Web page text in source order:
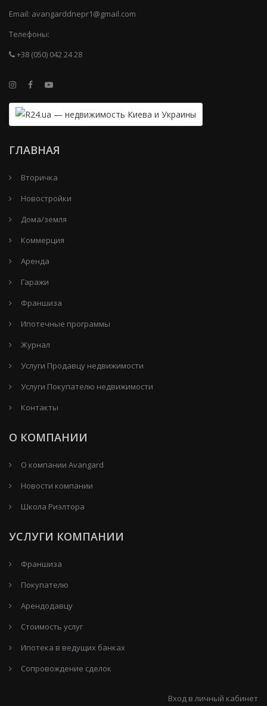
Email: avangarddnepr1@gmail.com
Телефоны:
+38 (050) 042 24 28
ГЛАВНАЯ
Вторичка
Новостройки
Дома/земля
Коммерция
Аренда
Гаражи
Франшиза
Ипотечные программы
Журнал
Услуги Продавцу недвижимости
Услуги Покупателю недвижимости
Контакты
О КОМПАНИИ
О компании Avangard
Новости компании
Школа Риэлтора
УСЛУГИ КОМПАНИИ
Франшиза
Покупателю
Арендодавцу
Стоимость услуг
Ипотека в ведущих банках
Сопровождение сделок
Вход в личный кабинет